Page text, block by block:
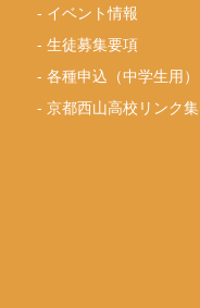
- イベント情報
-生徒募集要項
-各種申込（中学生用）
-京都西山高校リンク集